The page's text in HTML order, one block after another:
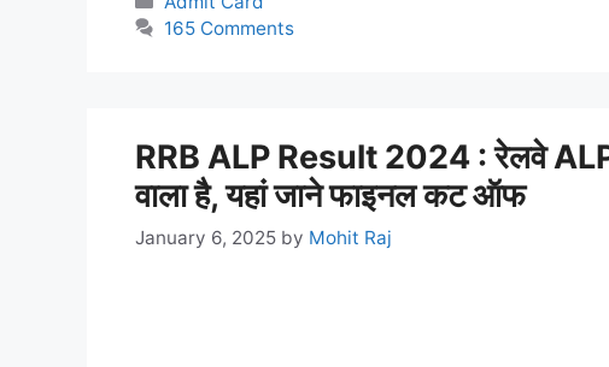
165 Comments
RRB ALP Result 2024 : रेलवे ALP
वाला है, यहां जाने फाइनल कट ऑफ
January 6, 2025 by Mohit Raj